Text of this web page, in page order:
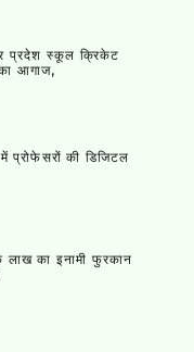
प्रदेश स्कूल क्रिकेट
आगाज,
प्रोफेसरों की डिजिटल
लाख का इनामी फुरकान